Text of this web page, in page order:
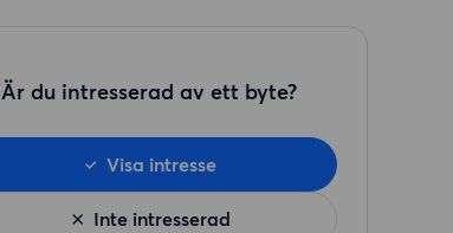
Är du intresserad av ett byte?
Inte intresserad
Visa intresse